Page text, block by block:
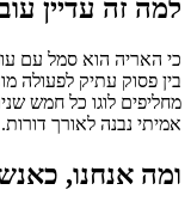
למה זה עדיין
בין פסוק עתיק לפעולה
אמיתי נבנה לאורך
ומה אנחנו,